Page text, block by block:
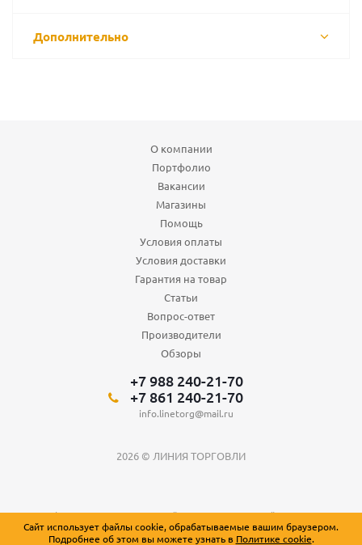
Дополнительно
О компании
Портфолио
Вакансии
Магазины
Помощь
Условия оплаты
Условия доставки
Гарантия на товар
Статьи
Вопрос-ответ
Производители
Обзоры
+7 988 240-21-70
+7 861 240-21-70
info.linetorg@mail.ru
2026 © ЛИНИЯ ТОРГОВЛИ
Вся информация о товарах на сайте носит справочный характер и не
является публичной офертой, определяемой положениями Статьи 437
Сайт использует файлы cookie, обрабатываемые вашим браузером.
Подробнее об этом вы можете узнать в Политике cookie.